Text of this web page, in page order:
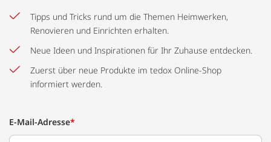
Tipps und Tricks rund um die Themen Heimwerken,
Renovieren und Einrichten erhalten.
Neue Ideen und Inspirationen für Ihr Zuhause entdecken.
Zuerst über neue Produkte im tedox Online-Shop
informiert werden.
E-Mail-Adresse*